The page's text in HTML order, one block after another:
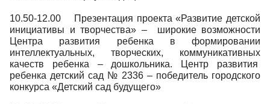
10.50-12.00 Презентация проекта «Развитие детской
инициативы и творчества» – широкие возможности
Центра развития ребенка в формировании
интеллектуальных, творческих, коммуникативных
качеств ребенка – дошкольника. Центр развития
ребенка детский сад № 2336 – победитель городского
конкурса «Детский сад будущего»